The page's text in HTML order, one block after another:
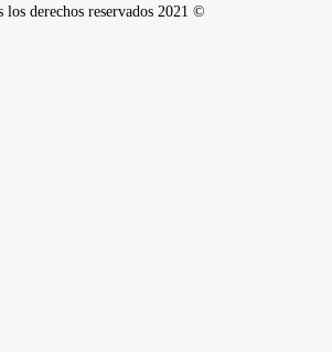
los derechos reservados 2021 ©